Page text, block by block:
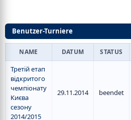
Benutzer-Turniere
NAME DATUM STATUS
Третій етап
відкритого
чемпіонату
Києва
сезону
2014/2015
29.11.2014 beendet